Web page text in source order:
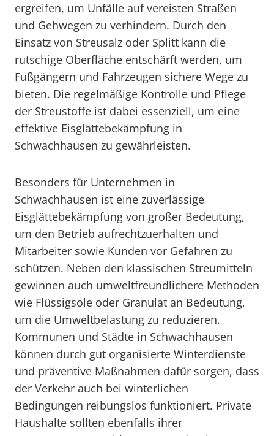
ergreifen, um Unfälle auf vereisten Straßen
und Gehwegen zu verhindern. Durch den
Einsatz von Streusalz oder Splitt kann die
rutschige Oberfläche entschärft werden, um
Fußgängern und Fahrzeugen sichere Wege zu
bieten. Die regelmäßige Kontrolle und Pflege
der Streustoffe ist dabei essenziell, um eine
effektive Eisglättebekämpfung in
Schwachhausen zu gewährleisten.
Besonders für Unternehmen in
Schwachhausen ist eine zuverlässige
Eisglättebekämpfung von großer Bedeutung,
um den Betrieb aufrechtzuerhalten und
Mitarbeiter sowie Kunden vor Gefahren zu
schützen. Neben den klassischen Streumitteln
gewinnen auch umweltfreundlichere Methoden
wie Flüssigsole oder Granulat an Bedeutung,
um die Umweltbelastung zu reduzieren.
Kommunen und Städte in Schwachhausen
können durch gut organisierte Winterdienste
und präventive Maßnahmen dafür sorgen, dass
der Verkehr auch bei winterlichen
Bedingungen reibungslos funktioniert. Private
Haushalte sollten ebenfalls ihrer